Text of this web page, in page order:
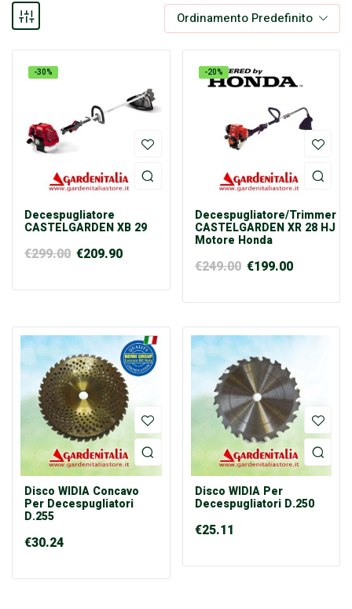
Ordinamento Predefinito
-30%
Decespugliatore
CASTELGARDEN XB 29
€299.00 €209.90
-20%
Decespugliatore/Trimmer
CASTELGARDEN XR 28 HJ
Motore Honda
€249.00 €199.00
Disco WIDIA Concavo
Per Decespugliatori
D.255
€30.24
Disco WIDIA Per
Decespugliatori D.250
€25.11